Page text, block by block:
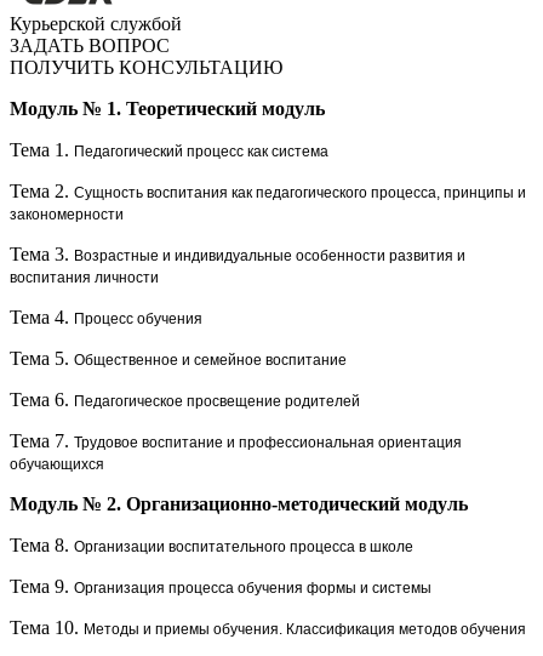
Курьерской службой
ЗАДАТЬ ВОПРОС
ПОЛУЧИТЬ КОНСУЛЬТАЦИЮ
Модуль № 1. Теоретический модуль
Тема 1. Педагогический процесс как система
Тема 2. Сущность воспитания как педагогического процесса, принципы и
закономерности
Тема 3. Возрастные и индивидуальные особенности развития и
воспитания личности
Тема 4. Процесс обучения
Тема 5. Общественное и семейное воспитание
Тема 6. Педагогическое просвещение родителей
Тема 7. Трудовое воспитание и профессиональная ориентация
обучающихся
Модуль № 2. Организационно-методический модуль
Тема 8. Организации воспитательного процесса в школе
Тема 9. Организация процесса обучения формы и системы
Тема 10. Методы и приемы обучения. Классификация методов обучения